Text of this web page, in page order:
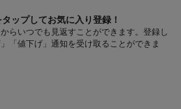
タップしてお気に入り登録！
らいつでも見返すことができます。登録し
「値下げ」通知を受け取ることができま